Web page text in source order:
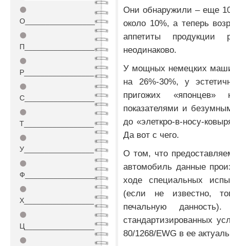
⚫
О_________________
⚫
П_________________
⚫
Р_________________
⚫
С_________________
⚫
Т_________________
⚫
У_________________
⚫
Ф_________________
⚫
Х_________________
⚫
Ц_________________
⚫
Они обнаружили – еще
около 10%, а теперь
аппетиты продукции
неодинаково.
У мощных немецких
на 26%-30%, у
пригожих
показателями и
до «элеткро-в-носу-
Да вот с чего.
О том, что
автомобиль данные
ходе специальных
(если не известно,
печальную
стандартизированных
80/1268/EWG в ее